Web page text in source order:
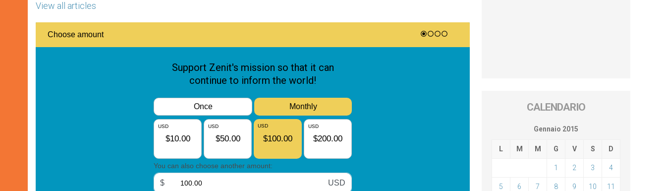
View all articles
CALENDARIO
Gennaio 2015
L M M G V S D
1 2 3 4
5 6 7 8 9 10 11